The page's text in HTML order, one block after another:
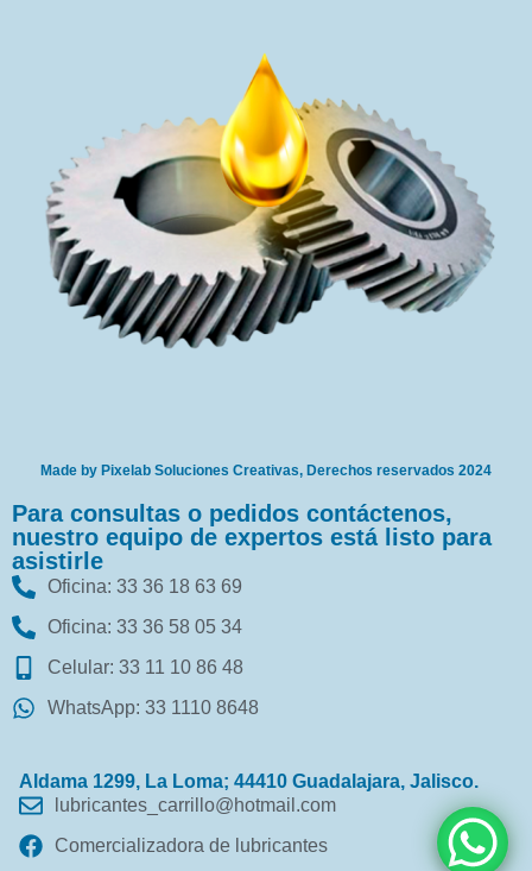
Made by Pixelab Soluciones Creativas, Derechos reservados 2024
Para consultas o pedidos contáctenos,
nuestro equipo de expertos está listo para
asistirle
Oficina: 33 36 18 63 69
Oficina: 33 36 58 05 34
Celular: 33 11 10 86 48
WhatsApp: 33 1110 8648
Aldama 1299, La Loma; 44410 Guadalajara, Jalisco.
lubricantes_carrillo@hotmail.com
Comercializadora de lubricantes